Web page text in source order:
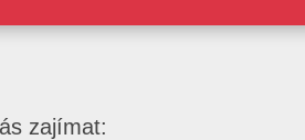
zajímat: